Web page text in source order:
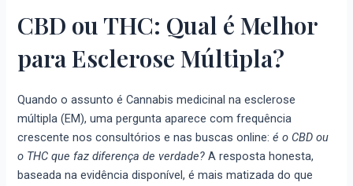
CBD ou THC: Qual é Melhor
para Esclerose Múltipla?
Quando o assunto é Cannabis medicinal na esclerose
múltipla (EM), uma pergunta aparece com frequência
crescente nos consultórios e nas buscas online:é o CBD ou
o THC que faz diferença de verdade? A resposta honesta,
baseada na evidência disponível, é mais matizada do que